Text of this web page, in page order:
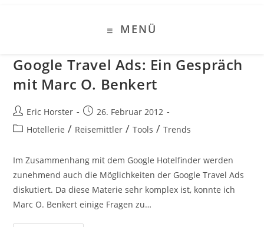
MENÜ
Google Travel Ads: Ein Gespräch
mit Marc O. Benkert
Beitrags-
Autor:
Eric Horster
Beitrag
veröffentlicht:
26. Februar 2012
Beitrags-
Hotellerie / Reisemittler / Tools / Trends
Im Zusammenhang mit dem Google Hotelfinder werden
zunehmend auch die Möglichkeiten der Google Travel Ads
diskutiert. Da diese Materie sehr komplex ist, konnte ich
Marc O. Benkert einige Fragen zu…